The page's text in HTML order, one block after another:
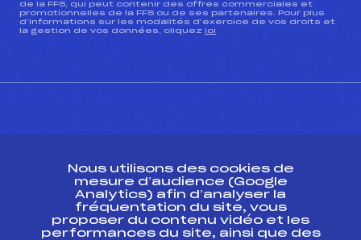
de la FFS, qui peut contenir des offres commerciales et
promotionnelles de la FFS ou de ses partenaires. Pour plus
d’informations sur les modalités d’exercice de vos droits et
la gestion de vos données, cliquez ici
ESPACE PRESSE
Ressources
Pass’Neige
Nous utilisons des cookies de
mesure d’audience (Google
Analytics) afin d’analyser la
fréquentation du site, vous
proposer du contenu vidéo et les
performances du site, ainsi que des